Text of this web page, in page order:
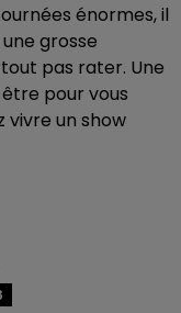
énormes, il
grosse
pas rater. Une
pour vous
un show